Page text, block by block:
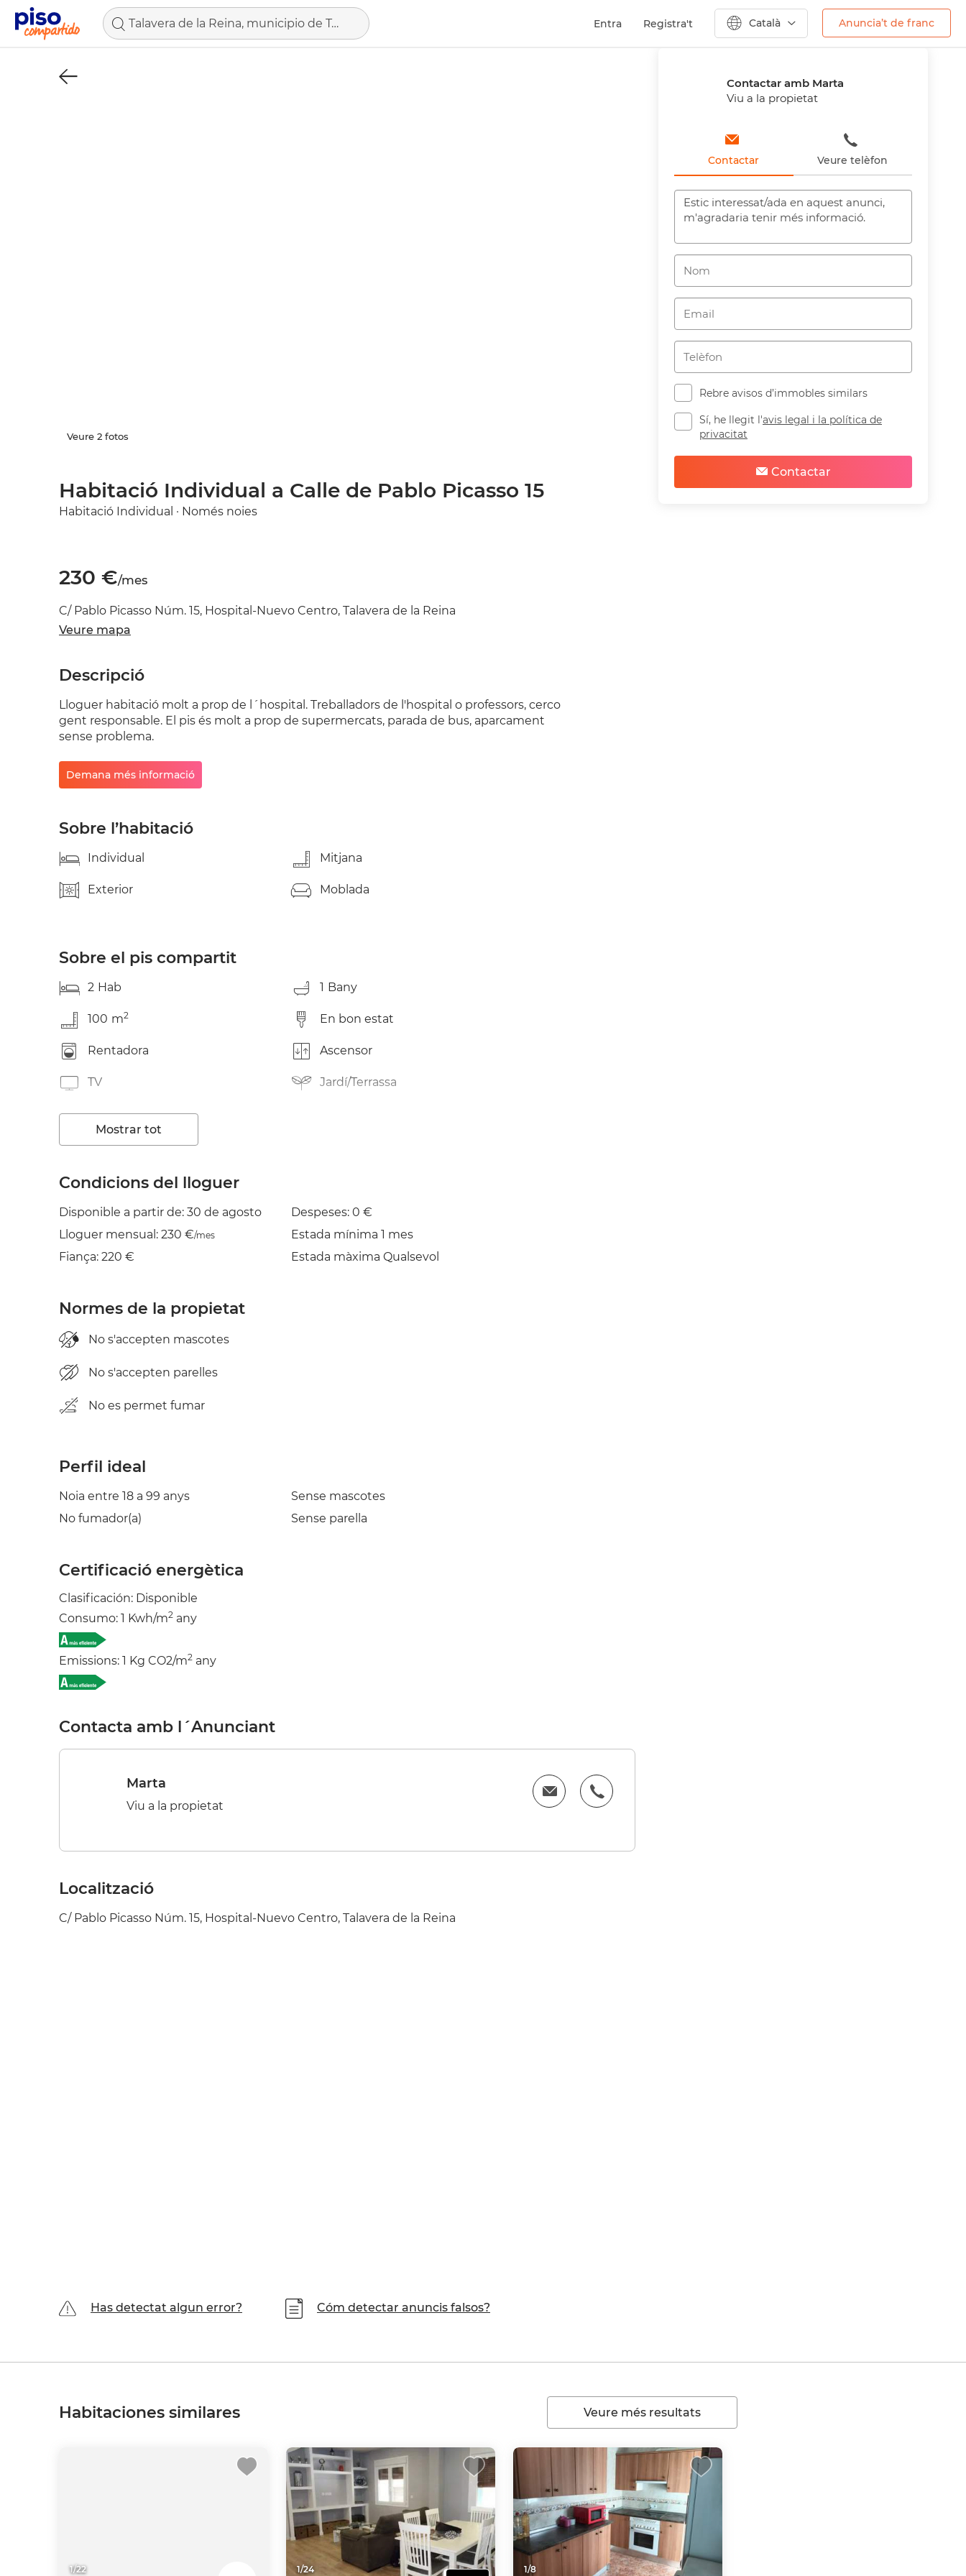
Talavera de la Reina, municipio de Toledo Entra Registra't Català Anuncia’t de franc
Anterior
Veure 2 fotos
Habitació Individual a Calle de Pablo Picasso 15
Habitació Individual · Només noies
230 €/mes
C/ Pablo Picasso Núm. 15, Hospital-Nuevo Centro, Talavera de la Reina
Veure mapa
Descripció
Lloguer habitació molt a prop de l´hospital. Treballadors de l'hospital o professors, cerco
gent responsable. El pis és molt a prop de supermercats, parada de bus, aparcament
sense problema.
Demana més informació
Sobre l’habitació
Individual Mitjana
Exterior Moblada
Sobre el pis compartit
2 Hab 1 Bany
100 m2 En bon estat
Rentadora Ascensor
TV Jardí/Terrassa
Estenedor
Mostrar tot
Condicions del lloguer
Disponible a partir de: 30 de agosto
Lloguer mensual: 230 €/mes
Fiança: 220 €
Despeses: 0 €
Estada mínima 1 mes
Estada màxima Qualsevol
Normes de la propietat
No s'accepten mascotes
No s'accepten parelles
No es permet fumar
Perfil ideal
Noia entre 18 a 99 anys
No fumador(a)
Sense mascotes
Sense parella
Certificació energètica
Clasificación: Disponible
Consumo: 1 Kwh/m2 any
Emissions: 1 Kg CO2/m2 any
Contacta amb l´Anunciant
Marta
Viu a la propietat
Localització
C/ Pablo Picasso Núm. 15, Hospital-Nuevo Centro, Talavera de la Reina
Has detectat algun error? Cóm detectar anuncis falsos?
Habitaciones similares Veure més resultats
1/22 1/24 1/8
Contactar amb Marta
Viu a la propietat
Contactar Veure telèfon
Rebre avisos d’immobles similars
Sí, he llegit l'avis legal i la política de
privacitat
Contactar